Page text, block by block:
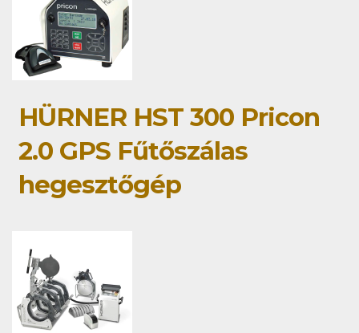
HÜRNER HST 300 Pricon
2.0 GPS Fűtőszálas
hegesztőgép